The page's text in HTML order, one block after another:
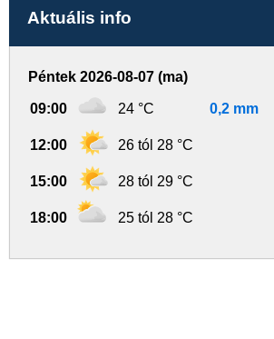
Aktuális info
Péntek 2026-08-07 (ma)
09:00 24 °C 0,2 mm
12:00 26 tól 28 °C
15:00 28 tól 29 °C
18:00 25 tól 28 °C